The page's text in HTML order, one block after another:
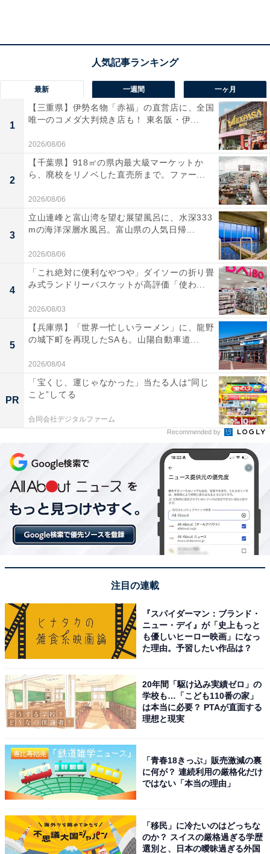
「“地球の自然”が凝縮された生きるミュージアム」とい
ができなかった生き物を、生息地の風景からまるごとデ
ジタルで再現。近い距離で観察でき、その動きや足音、
羽ばたきまでも体感できる施設です。デジタルとはいえ
『小学館の図鑑 NEO』チーム協力のもと、動きや表情は
様々な映像資料などを観察して精密に再現されていま
す。
チケットは完売になる可能性が高いので、事前に日時指
定のものを公式サイトで購入しておくのがおすすめ。東
急プラザ銀座6階の施設入口付近はやや暗く、すでにミ
ステリアスな雰囲気が漂っています。
ナウシカの声に送り出され、いざ出発！
最新 一週間 一ヶ月
1
【三重県】伊勢名物「赤福」の直営店に、全国
唯一のコメダ大判焼き店も！ 東名阪・伊...
2026/08/06
2
【千葉県】918㎡の県内最大級マーケットか
ら、廃校をリノベした直売所まで。ファー...
2026/08/06
3
立山連峰と富山湾を望む展望風呂に、水深333
mの海洋深層水風呂。富山県の人気日帰...
2026/08/06
4
「これ絶対に便利なやつや」ダイソーの折り畳
み式ランドリーバスケットが高評価「使わ...
2026/08/03
5
【兵庫県】「世界一忙しいラーメン」に、龍野
の城下町を再現したSAも。山陽自動車道...
2026/08/04
PR
「宝くじ、運じゃなかった」当たる人は“同じ
こと”してる
合同会社デジタルファーム
Recommended by
注目の連載
『スパイダーマン：ブランド・
ニュー・デイ』が「史上もっと
も優しいヒーロー映画」になっ
た理由。予習したい作品は？
20年間「駆け込み実績ゼロ」の
学校も…「こども110番の家」
は本当に必要？ PTAが直面する
理想と現実
「青春18きっぷ」販売激減の裏
に何が？ 連続利用の厳格化だけ
ではない「本当の理由」
「移民」に冷たいのはどっちな
のか？ スイスの厳格過ぎる学歴
選別と、日本の曖昧過ぎる外国